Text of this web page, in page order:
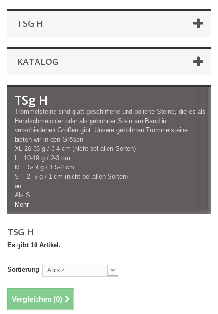
TSG H
KATALOG
TSg H
Trommelsteine sind glatt geschliffene und polierte Steine, die es als
Handschmeichler oder als gebohrter Stein am Band in
verschiedenen Größen gibt. Unsere gebohrten Trommelsteine
bieten wir in den Größen
XL 20-35 g / 3-4 cm (nicht bei allen Sorten)
L 10-19 g / 2-3 cm
M 5- 9 g / 1,5-2 cm
S 2- 5 g / 1 cm (nicht bei allen Sorten)
an.
Als S...
Mehr
TSG H
Es gibt 10 Artikel.
Sortierung A bis Z
Vergleichen (0)